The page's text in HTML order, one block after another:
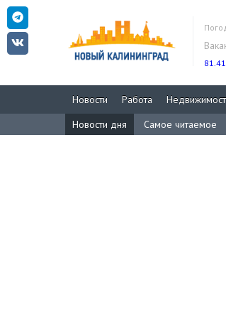
Новости Работа
Новости дня
Самое читаемое